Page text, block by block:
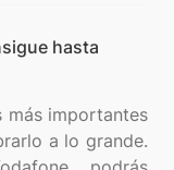
hasta
más importantes
a lo grande.